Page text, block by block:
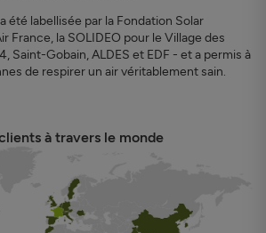
été labellisée par la Fondation Solar
France, la SOLIDEO pour le Village des
Saint-Gobain, ALDES et EDF - et a permis à
de respirer un air véritablement sain.
à travers le monde